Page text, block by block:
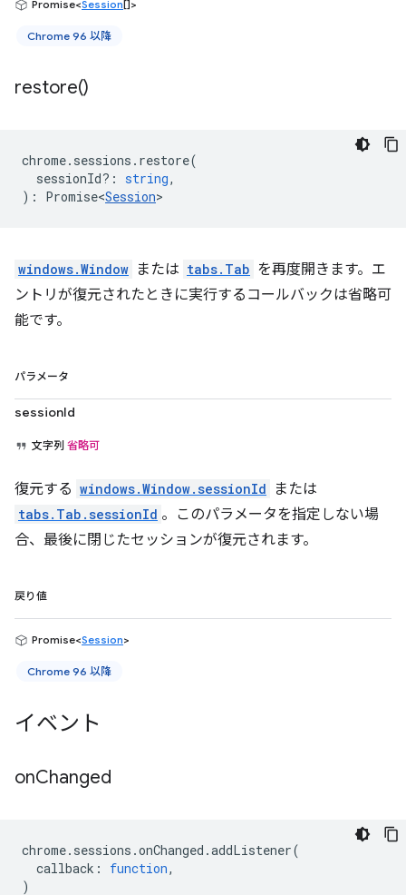
Promise<Session[]>
Chrome 96 以降
restore()
chrome. sessions . restore(
sessionId? : string,
) : Promise<Session>
windows.Window または tabs.Tab を再度開きます。エ
ントリが復元されたときに実行するコールバックは省略可
能です。
パラメータ
sessionId
文字列 省略可
復元する windows.Window.sessionId または
tabs.Tab.sessionId 。このパラメータを指定しない場
合、最後に閉じたセッションが復元されます。
戻り値
Promise<Session>
Chrome 96 以降
イベント
onChanged
chrome. sessions .onChanged .addListener(
callback : function,
)